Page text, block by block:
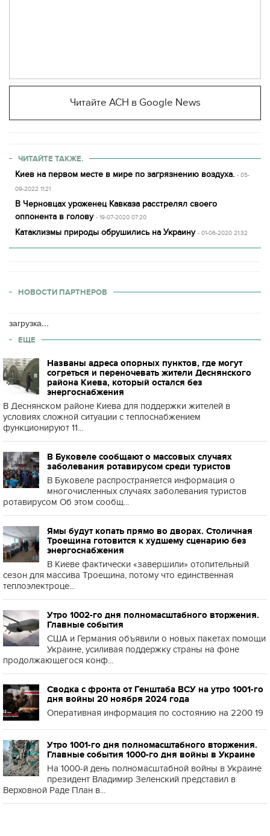
Читайте АСН в Google News
ЧИТАЙТЕ ТАКЖЕ.
Киев на первом месте в мире по загрязнению воздуха. - 05-
09-2022 11:21
В Черновцах уроженец Кавказа расстрелял своего
оппонента в голову - 19-07-2020 07:20
Катаклизмы природы обрушились на Украину - 01-06-2020 21:32
НОВОСТИ ПАРТНЕРОВ
загрузка...
ЕЩЕ
Названы адреса опорных пунктов, где могут
согреться и переночевать жители Деснянского
района Киева, который остался без
энергоснабжения
В Деснянском районе Киева для поддержки жителей в
условиях сложной ситуации с теплоснабжением
функционируют 11...
В Буковеле сообщают о массовых случаях
заболевания ротавирусом среди туристов
В Буковеле распространяется информация о
многочисленных случаях заболевания туристов
ротавирусом Об этом сообщ...
Ямы будут копать прямо во дворах. Столичная
Троещина готовится к худшему сценарию без
энергоснабжения
В Киеве фактически «завершили» отопительный
сезон для массива Троещина, потому что единственная
теплоэлектроце...
Утро 1002-го дня полномасштабного вторжения.
Главные события
США и Германия объявили о новых пакетах помощи
Украине, усиливая поддержку страны на фоне
продолжающегося конф...
Сводка с фронта от Генштаба ВСУ на утро 1001-го
дня войны 20 ноября 2024 года
Оперативная информация по состоянию на 2200 19
Утро 1001-го дня полномасштабного вторжения.
Главные события 1000-го дня войны в Украине
На 1000-й день полномасштабной войны в Украине
президент Владимир Зеленский представил в
Верховной Раде План в...